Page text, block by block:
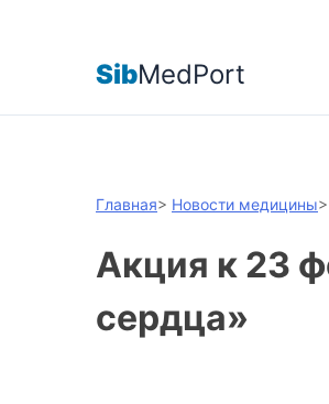
SibMedPort
Главная> Новости медицины>
Акция к 23
сердца»